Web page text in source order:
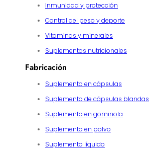
Inmunidad y protección
Control del peso y deporte
Vitaminas y minerales
Suplementos nutricionales
Fabricación
Suplemento en cápsulas
Suplemento de cápsulas blandas
Suplemento en gominola
Suplemento en polvo
Suplemento líquido